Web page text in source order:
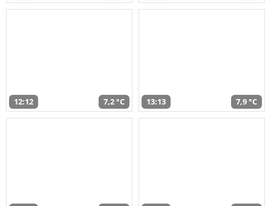
12:12 7,2 °C 13:13 7,9 °C